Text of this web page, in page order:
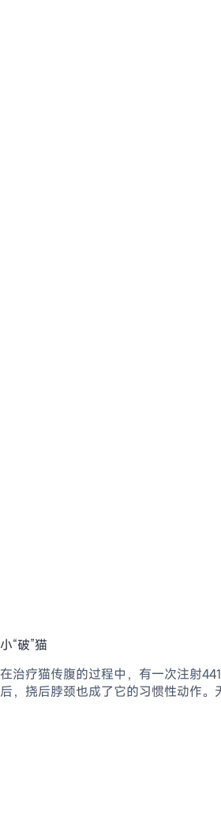
小“破”猫
在治疗猫传腹的过程中，有一次注射
后，挠后脖颈也成了它的习惯性动作。